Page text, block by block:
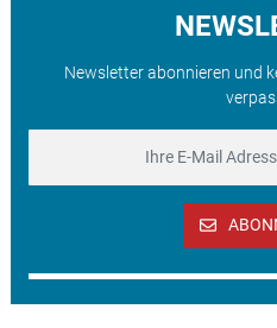
Newsletter abonnieren und